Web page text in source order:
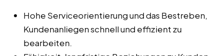
Hohe Serviceorientierung und das Bestreben,
Kundenanliegen schnell und effizient zu
bearbeiten.